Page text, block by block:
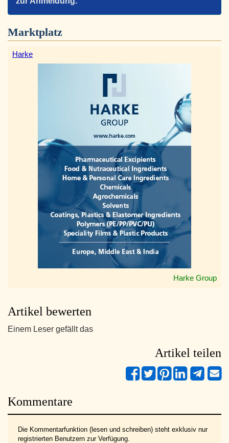
Marktplatz
Harke
Harke Group
Artikel bewerten
Einem Leser gefällt das
Artikel teilen
Kommentare
Die Kommentarfunktion (lesen und schreiben) steht exklusiv nur
registrierten Benutzern zur Verfügung.